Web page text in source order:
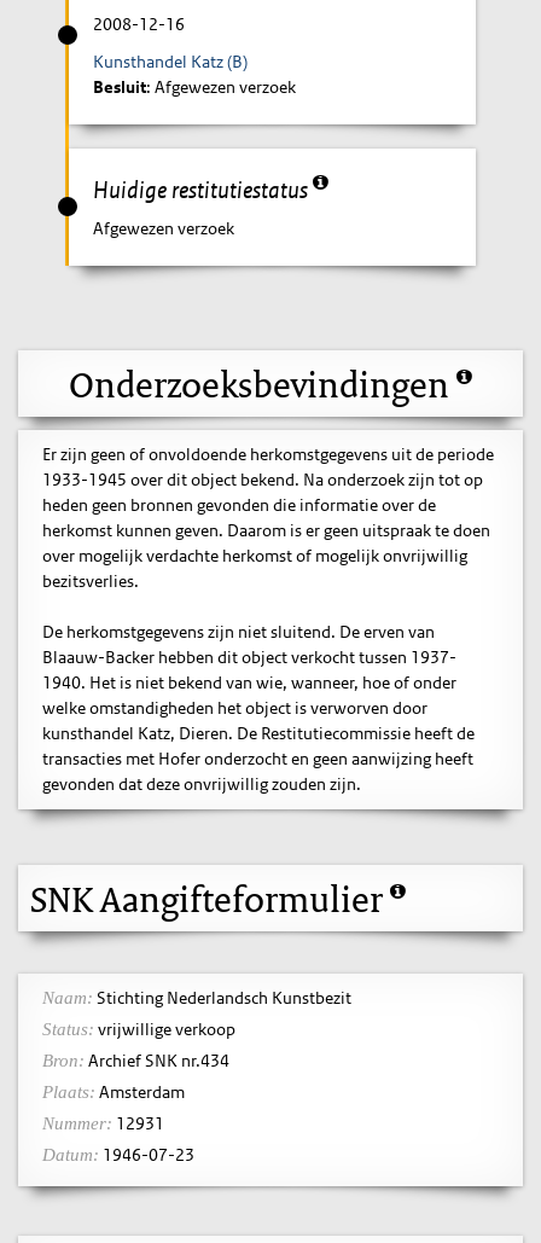
2008-12-16
Kunsthandel Katz (B)
Besluit: Afgewezen verzoek
Huidige restitutiestatus
Afgewezen verzoek
Onderzoeksbevindingen
Er zijn geen of onvoldoende herkomstgegevens uit de periode
1933-1945 over dit object bekend. Na onderzoek zijn tot op
heden geen bronnen gevonden die informatie over de
herkomst kunnen geven. Daarom is er geen uitspraak te doen
over mogelijk verdachte herkomst of mogelijk onvrijwillig
bezitsverlies.
De herkomstgegevens zijn niet sluitend. De erven van
Blaauw-Backer hebben dit object verkocht tussen 1937-
1940. Het is niet bekend van wie, wanneer, hoe of onder
welke omstandigheden het object is verworven door
kunsthandel Katz, Dieren. De Restitutiecommissie heeft de
transacties met Hofer onderzocht en geen aanwijzing heeft
gevonden dat deze onvrijwillig zouden zijn.
SNK Aangifteformulier
Naam: Stichting Nederlandsch Kunstbezit
Status: vrijwillige verkoop
Bron: Archief SNK nr.434
Plaats: Amsterdam
Nummer: 12931
Datum: 1946-07-23